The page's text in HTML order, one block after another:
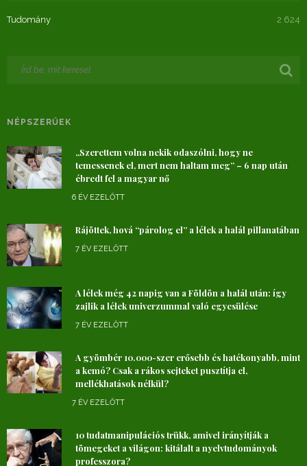
Tudomány 2 624
NÉPSZERŰEK
„Szerettem volna nekik odaszólni, hogy ne
temessenek el, mert nem haltam meg” – 6 nap után
ébredt fel a magyar nő
6 ÉV EZELŐTT
Rájöttek, hová “párolog el” a lélek a halál pillanatában
7 ÉV EZELŐTT
A lélek még 42 napig van a Földön a halál után: így
zajlik a lélek univerzummal való egyesülése
7 ÉV EZELŐTT
A gyömbér 10.000-szer erősebb és hatékonyabb, mint
a kemó? Csak a rákos sejteket pusztítja el,
mellékhatások nélkül?
7 ÉV EZELŐTT
10 tudatmanipulációs trükk, amivel irányítják a
tömegeket a világon: kitálalt a nyelvtudományok
professzora?